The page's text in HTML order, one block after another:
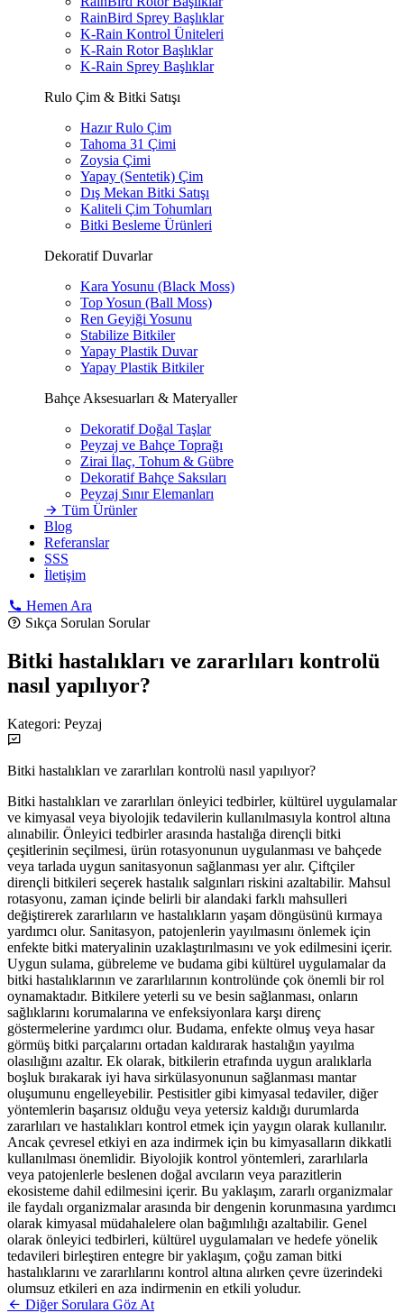
RainBird Sprey Başlıklar
K-Rain Kontrol Üniteleri
K-Rain Rotor Başlıklar
K-Rain Sprey Başlıklar
Rulo Çim & Bitki Satışı
Hazır Rulo Çim
Tahoma 31 Çimi
Zoysia Çimi
Yapay (Sentetik) Çim
Dış Mekan Bitki Satışı
Kaliteli Çim Tohumları
Bitki Besleme Ürünleri
Dekoratif Duvarlar
Kara Yosunu (Black Moss)
Top Yosun (Ball Moss)
Ren Geyiği Yosunu
Stabilize Bitkiler
Yapay Plastik Duvar
Yapay Plastik Bitkiler
Bahçe Aksesuarları & Materyaller
Dekoratif Doğal Taşlar
Peyzaj ve Bahçe Toprağı
Zirai İlaç, Tohum & Gübre
Dekoratif Bahçe Saksıları
Peyzaj Sınır Elemanları
Tüm Ürünler
Blog
Referanslar
SSS
İletişim
Hemen Ara
Sıkça Sorulan Sorular
Bitki hastalıkları ve zararlıları kontrolü
nasıl yapılıyor?
Kategori: Peyzaj
Bitki hastalıkları ve zararlıları kontrolü nasıl yapılıyor?
Bitki hastalıkları ve zararlıları önleyici tedbirler, kültürel uygulamalar
ve kimyasal veya biyolojik tedavilerin kullanılmasıyla kontrol altına
alınabilir. Önleyici tedbirler arasında hastalığa dirençli bitki
çeşitlerinin seçilmesi, ürün rotasyonunun uygulanması ve bahçede
veya tarlada uygun sanitasyonun sağlanması yer alır. Çiftçiler
dirençli bitkileri seçerek hastalık salgınları riskini azaltabilir. Mahsul
rotasyonu, zaman içinde belirli bir alandaki farklı mahsulleri
değiştirerek zararlıların ve hastalıkların yaşam döngüsünü kırmaya
yardımcı olur. Sanitasyon, patojenlerin yayılmasını önlemek için
enfekte bitki materyalinin uzaklaştırılmasını ve yok edilmesini içerir.
Uygun sulama, gübreleme ve budama gibi kültürel uygulamalar da
bitki hastalıklarının ve zararlılarının kontrolünde çok önemli bir rol
oynamaktadır. Bitkilere yeterli su ve besin sağlanması, onların
sağlıklarını korumalarına ve enfeksiyonlara karşı direnç
göstermelerine yardımcı olur. Budama, enfekte olmuş veya hasar
görmüş bitki parçalarını ortadan kaldırarak hastalığın yayılma
olasılığını azaltır. Ek olarak, bitkilerin etrafında uygun aralıklarla
boşluk bırakarak iyi hava sirkülasyonunun sağlanması mantar
oluşumunu engelleyebilir. Pestisitler gibi kimyasal tedaviler, diğer
yöntemlerin başarısız olduğu veya yetersiz kaldığı durumlarda
zararlıları ve hastalıkları kontrol etmek için yaygın olarak kullanılır.
Ancak çevresel etkiyi en aza indirmek için bu kimyasalların dikkatli
kullanılması önemlidir. Biyolojik kontrol yöntemleri, zararlılarla
veya patojenlerle beslenen doğal avcıların veya parazitlerin
ekosisteme dahil edilmesini içerir. Bu yaklaşım, zararlı organizmalar
ile faydalı organizmalar arasında bir dengenin korunmasına yardımcı
olarak kimyasal müdahalelere olan bağımlılığı azaltabilir. Genel
olarak önleyici tedbirleri, kültürel uygulamaları ve hedefe yönelik
tedavileri birleştiren entegre bir yaklaşım, çoğu zaman bitki
hastalıklarını ve zararlılarını kontrol altına alırken çevre üzerindeki
olumsuz etkileri en aza indirmenin en etkili yoludur.
Diğer Sorulara Göz At